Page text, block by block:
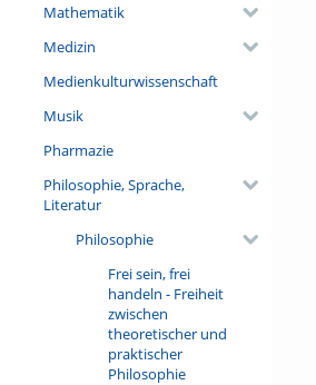
Mathematik
Medizin
Medienkulturwissenschaft
Musik
Pharmazie
Philosophie, Sprache,
Literatur
Philosophie
Frei sein, frei
handeln - Freiheit
zwischen
theoretischer und
praktischer
Philosophie